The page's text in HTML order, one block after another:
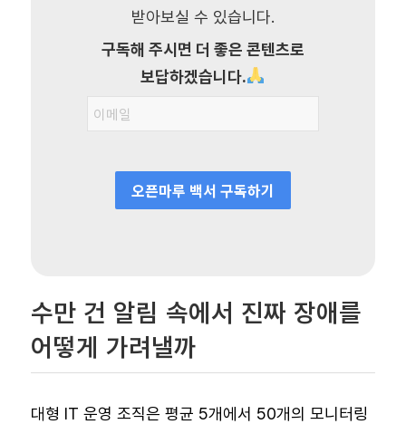
받아보실 수 있습니다.
구독해 주시면 더 좋은 콘텐츠로
보답하겠습니다.
오픈마루 백서 구독하기
수만 건 알림 속에서 진짜 장애를
어떻게 가려낼까
대형 IT 운영 조직은 평균 5개에서 50개의 모니터링